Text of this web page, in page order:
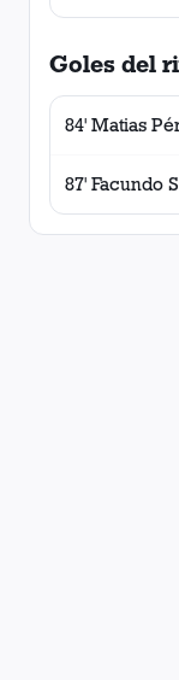
Goles del
84' Matias
87' Facundo